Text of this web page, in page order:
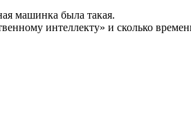
машинка была такая.
интеллекту» и сколько